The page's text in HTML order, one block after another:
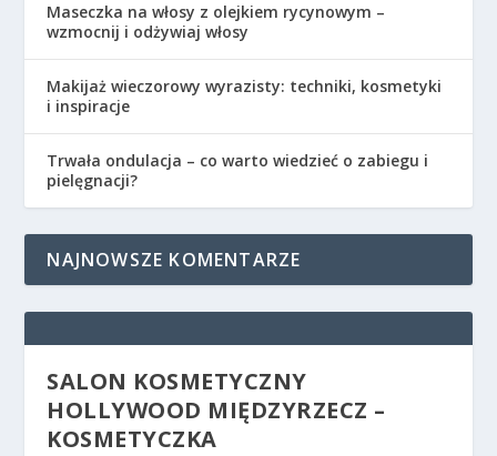
Maseczka na włosy z olejkiem rycynowym –
wzmocnij i odżywiaj włosy
Makijaż wieczorowy wyrazisty: techniki, kosmetyki
i inspiracje
Trwała ondulacja – co warto wiedzieć o zabiegu i
pielęgnacji?
NAJNOWSZE KOMENTARZE
SALON KOSMETYCZNY
HOLLYWOOD MIĘDZYRZECZ –
KOSMETYCZKA